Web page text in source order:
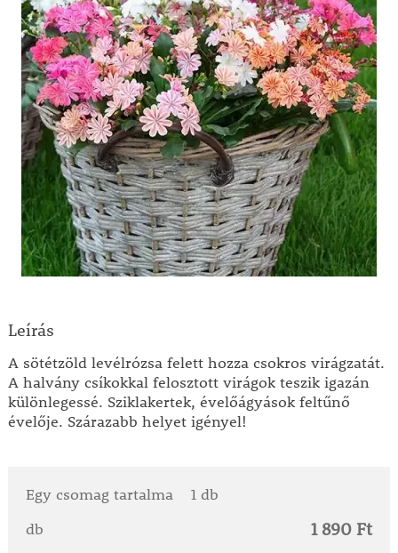
Leírás
A sötétzöld levélrózsa felett hozza csokros virágzatát.
A halvány csíkokkal felosztott virágok teszik igazán
különlegessé. Sziklakertek, évelőágyások feltűnő
évelője. Szárazabb helyet igényel!
Egy csomag tartalma
1 db
db
1 890 Ft